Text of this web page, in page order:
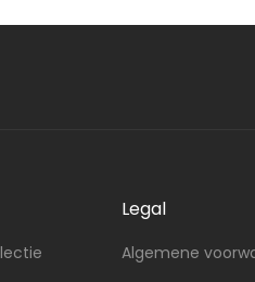
Legal
Algemene